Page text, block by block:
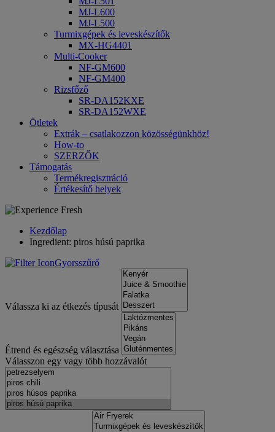
MJ-L600
MJ-L500
Turmixgépek és leveskészítők
MX-HG4401
Multi-Cooker
NF-GM600
NF-GM400
Rizsfőző
SR-DA152KXE
SR-DA152WXE
Ötletek
Extrák – csatlakozzon közösségünkhöz!
How-to
SZERZŐK
Támogatás
Termékregisztráció
Értékesítő helyek
Kezdőlap
Ingredient: piros húsú paprika
Gyorsszűrő
Válassza ki az étkezés típusát
Étrend és egészség választása
Válasszon egy vagy több hozzávalót